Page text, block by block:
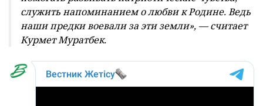
служить напоминанием о любви к Родине. Ведь
наши предки воевали за эти земли», — считает
Курмет Муратбек.